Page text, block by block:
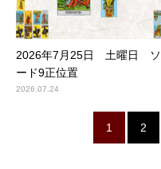
2026年7月25日 土曜日 ソ
ード9正位置
2026.07.24
1 2